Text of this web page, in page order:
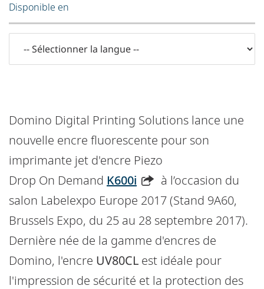
Domino Digital Printing Solutions lance une
nouvelle encre fluorescente pour son
imprimante jet d'encre Piezo
Drop On Demand K600i
à l’occasion du
salon Labelexpo Europe 2017 (Stand 9A60,
Brussels Expo, du 25 au 28 septembre 2017).
Dernière née de la gamme d'encres de
Domino, l'encre UV80CL est idéale pour
l'impression de sécurité et la protection des
Disponible en